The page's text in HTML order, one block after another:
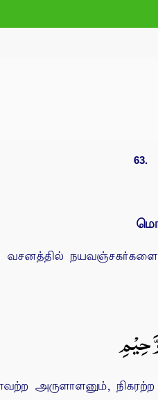
63.
நயவஞ்சகர்களைப்
அருளாளனும்,